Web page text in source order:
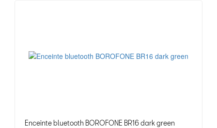
Enceinte bluetooth BOROFONE BR16 dark green